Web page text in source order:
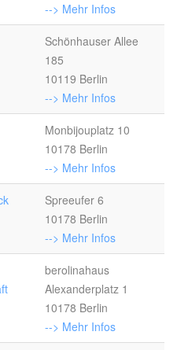
--> Mehr Infos
Schönhauser Allee
185
10119 Berlin
--> Mehr Infos
Monbijouplatz 10
10178 Berlin
--> Mehr Infos
Spreeufer 6
10178 Berlin
--> Mehr Infos
berolinahaus
Alexanderplatz 1
10178 Berlin
--> Mehr Infos